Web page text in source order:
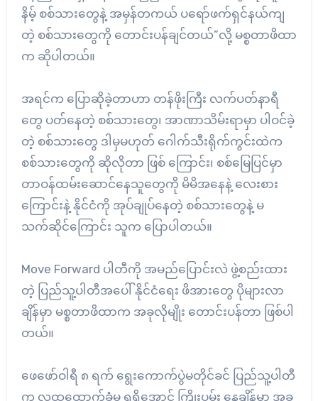
နိမ့် စစ်သားတွေနဲ့ အမှန်တကယ် ပရော်ဖက်ရှင်နယ်ကျ
တဲ့ စစ်သားတွေကို တောင်းပန်ချင်တယ်”လို့ မစ္စတာဖိထာ
က ဆိုပါတယ်။
အရင်က ပြောဆိုခဲ့တာဟာ တန်ဖိုးကြီး လက်ပတ်နာရီ
တွေ ပတ်နေတဲ့ စစ်သားတွေ၊ အာဏာသိမ်းရာမှာ ပါဝင်ခဲ့
တဲ့ စစ်သားတွေ ဒါမှမဟုတ် ဂေါက်သီးရိုက်ကွင်းထဲက
စစ်သားတွေကို ဆိုလိုတာ ဖြစ် ကြောင်း၊ စစ်မြေပြင်မှာ
တာဝန်ထမ်းဆောင်နေသူတွေကို မိမိအနေနဲ့ လေးစား
ကြောင်းနဲ့ နိုင်ငံကို အုပ်ချုပ်နေတဲ့ စစ်သားတွေနဲ့ မ
သက်ဆိုင်ကြောင်း သူက ပြောပါတယ်။
Move Forward ပါတီကို အမည်ပြောင်းလဲ ဖွဲ့စည်းထား
တဲ့ ပြည်သူ့ပါတီအပေါ် နိုင်ငံရေး ဖိအားတွေ ပိုများလာ
ချိန်မှာ မစ္စတာဖိထာက အခုလိုမျိုး တောင်းပန်တာ ဖြစ်ပါ
တယ်။
ဖေဖော်ဝါရီ ၈ ရက် ရွေးကောက်ပွဲမတိုင်ခင် ပြည်သူ့ပါတီ
က လူထုထောက်ခံမှု ရရှိအောင် ကြိုးပမ်း နေချိန်မှာ အခု